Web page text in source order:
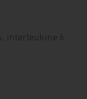
interleukine 6